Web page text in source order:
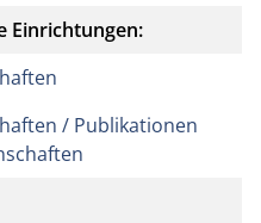
Einrichtungen:
/ Publikationen